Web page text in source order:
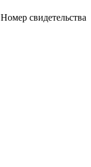
Номер свидетельства